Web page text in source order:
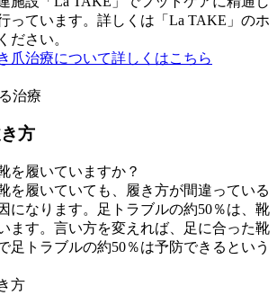
っています。詳しくは「La TAKE」のホ
ださい。
爪治療について詳しくはこちら
治療
方
を履いていますか？
を履いていても、
履き方が間違っている
になります。足トラブルの約50％は、靴
ます。言い方を変えれば、
足に合った靴
足トラブルの約50％は予防できるという